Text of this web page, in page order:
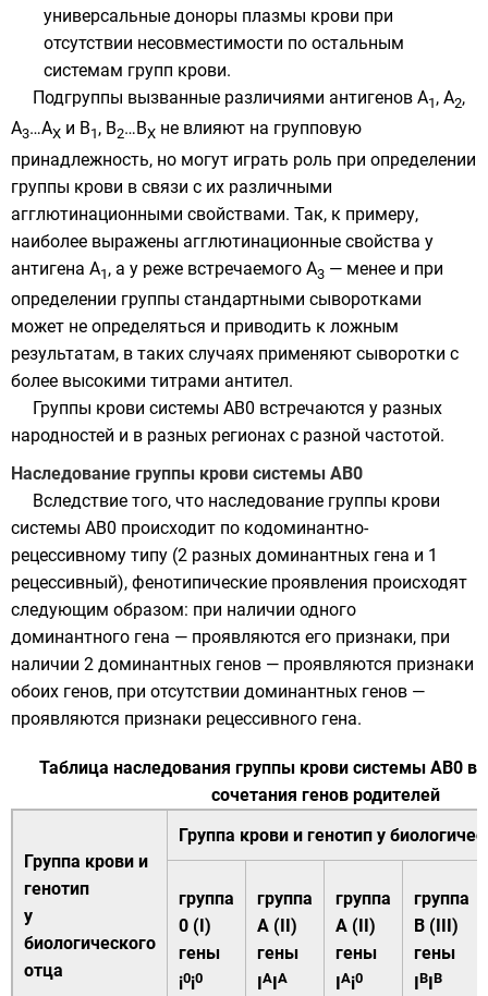
универсальные доноры плазмы крови при
отсутствии несовместимости по остальным
системам групп крови.
Подгруппы вызванные различиями антигенов А1 , А2,
А3…АХ и В1 , В2…ВХ не влияют на групповую
принадлежность, но могут играть роль при определении
группы крови в связи с их различными
агглютинационными свойствами. Так, к примеру,
наиболее выражены агглютинационные свойства у
антигена А1 , а у реже встречаемого А3 — менее и при
определении группы стандартными сыворотками
может не определяться и приводить к ложным
результатам, в таких случаях применяют сыворотки с
более высокими титрами антител.
Группы крови системы AB0 встречаются у разных
народностей и в разных регионах с разной частотой.
Наследование группы крови системы AB0
Вследствие того, что наследование группы крови
системы AB0 происходит по кодоминантно-
рецессивному типу (2 разных доминантных гена и 1
рецессивный), фенотипические проявления происходят
следующим образом: при наличии одного
доминантного гена — проявляются его признаки, при
наличии 2 доминантных генов — проявляются признаки
обоих генов, при отсутствии доминантных генов —
проявляются признаки рецессивного гена.
Таблица наследования группы крови системы AB0 в
сочетания генов родителей
Группа крови и
генотип
у
биологического
отца
Группа крови и генотип у
группа
0 (I)
гены
i0i0
группа
A (II)
гены
A A
группа
A (II)
гены
Ai0
группа
B (III)
гены
B B